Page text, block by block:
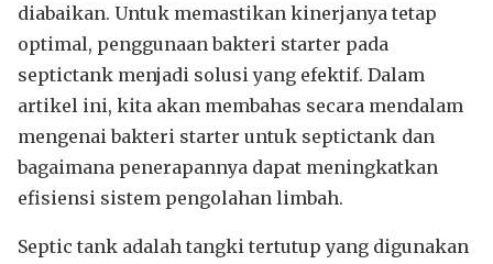
diabaikan. Untuk memastikan kinerjanya tetap
optimal, penggunaan bakteri starter pada
septictank menjadi solusi yang efektif. Dalam
artikel ini, kita akan membahas secara mendalam
mengenai bakteri starter untuk septictank dan
bagaimana penerapannya dapat meningkatkan
efisiensi sistem pengolahan limbah.
Septic tank adalah tangki tertutup yang digunakan